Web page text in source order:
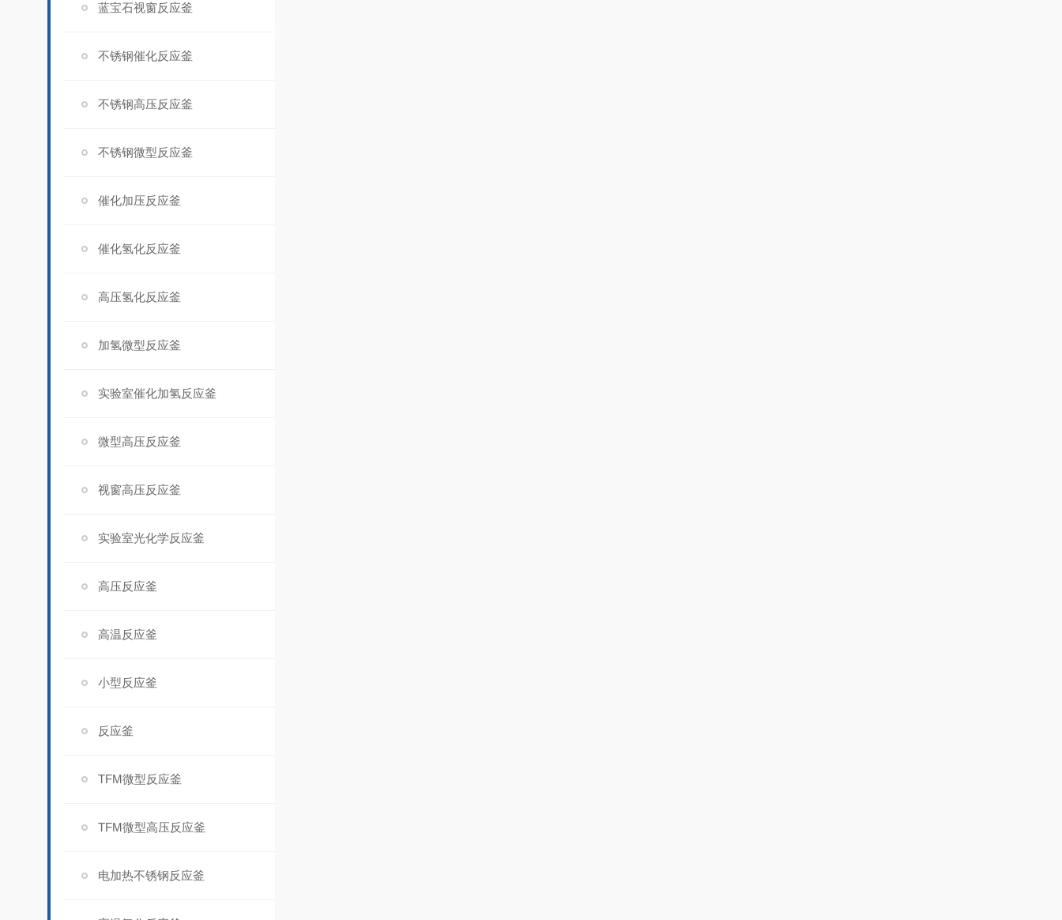
蓝宝石视窗反应釜
不锈钢催化反应釜
不锈钢高压反应釜
不锈钢微型反应釜
催化加压反应釜
催化氢化反应釜
高压氢化反应釜
加氢微型反应釜
实验室催化加氢反应釜
微型高压反应釜
视窗高压反应釜
实验室光化学反应釜
高压反应釜
高温反应釜
小型反应釜
反应釜
TFM微型反应釜
TFM微型高压反应釜
电加热不锈钢反应釜